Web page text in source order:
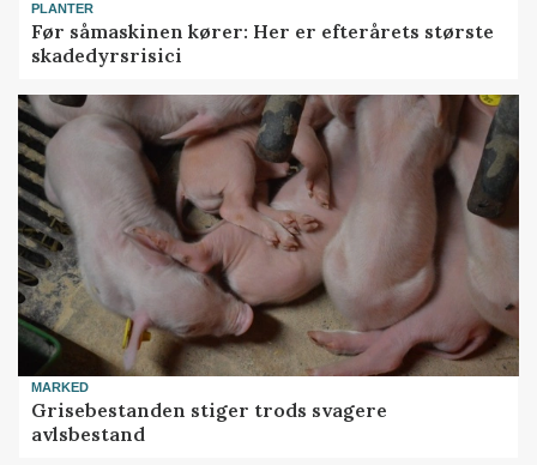
PLANTER
Før såmaskinen kører: Her er efterårets største
skadedyrsrisici
MARKED
Grisebestanden stiger trods svagere
avlsbestand